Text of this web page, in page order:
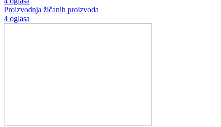
Proizvodnja žičanih proizvoda
4 oglasa